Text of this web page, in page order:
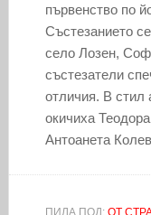
първенство по
Състезанието
село Лозен,
състезатели
отличия. В стил
окичиха
Антоанета
ПИЛА ПОД: ОТ